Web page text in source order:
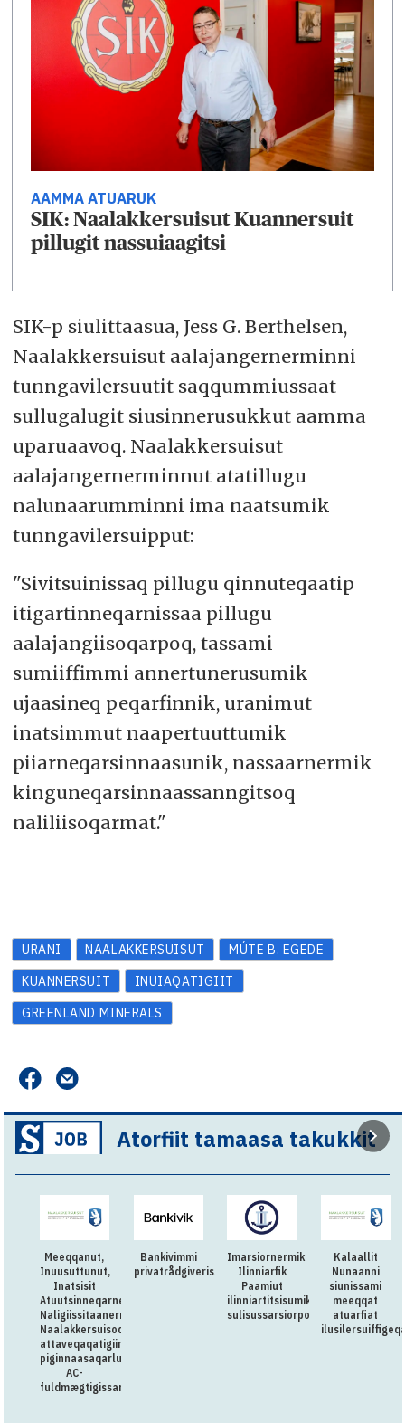
AAMMA ATUARUK
SIK: Naalakkersuisut Kuannersuit
pillugit nassuiaagitsi
SIK-p siulittaasua, Jess G. Berthelsen,
Naalakkersuisut aalajangernerminni
tunngavilersuutit saqqummiussaat
sullugalugit siusinnerusukkut aamma
uparuaavoq. Naalakkersuisut
aalajangernerminnut atatillugu
nalunaarumminni ima naatsumik
tunngavilersuipput:
"Sivitsuinissaq pillugu qinnuteqaatip
itigartinneqarnissaa pillugu
aalajangiisoqarpoq, tassami
sumiiffimmi annertunerusumik
ujaasineq peqarfinnik, uranimut
inatsimmut naapertuuttumik
piiarneqarsinnaasunik, nassaarnermik
kinguneqarsinnaassanngitsoq
naliliisoqarmat."
URANI NAALAKKERSUISUT
MÚTE B. EGEDE
KUANNERSUIT
INUIAQATIGIIT
GREENLAND MINERALS
Atorfiit tamaasa takukkit
Meeqqanut,
Inuusuttunut,
Inatsisit
Atuutsinneqarnerannut
Naligiissitaanermullu
Naalakkersuisoqarfik
attaveqaqatigiinnermut
piginnaasaqarluartumik
AC-
fuldmægtigissarsiorpoq
Bankivimmi
privatrådgiverissarsiorpugut
Imarsiornermik
Ilinniarfik
Paamiut
ilinniartitsisumik
sulisussarsiorpoq
Kalaallit
Nunaanni
siunissami
meeqqat
atuarfiat